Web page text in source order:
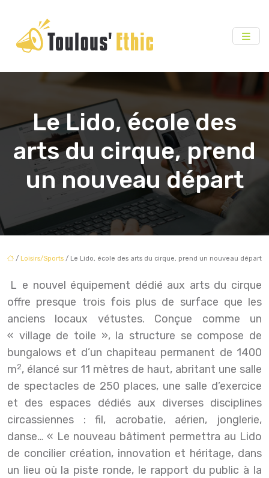
Le Lido, école des
arts du cirque, prend
un nouveau départ
/ Loisirs/Sports / Le Lido, école des arts du cirque, prend un nouveau départ
Le nouvel équipement dédié aux arts du cirque
offre presque trois fois plus de surface que les
anciens locaux vétustes. Conçue comme un
« village de toile », la structure se compose de
bungalows et d’un chapiteau permanent de 1400
m2, élancé sur 11 mètres de haut, abritant une salle
de spectacles de 250 places, une salle d’exercice
et des espaces dédiés aux diverses disciplines
circassiennes : fil, acrobatie, aérien, jonglerie,
danse… « Le nouveau bâtiment permettra au Lido
de concilier création, innovation et héritage, dans
un lieu où la piste ronde, le rapport du public à la